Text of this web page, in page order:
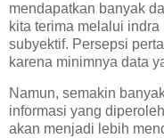
mendapatkan banyak
kita terima melalui
subyektif. Persepsi
karena minimnya data
Namun, semakin
informasi yang
akan menjadi lebih